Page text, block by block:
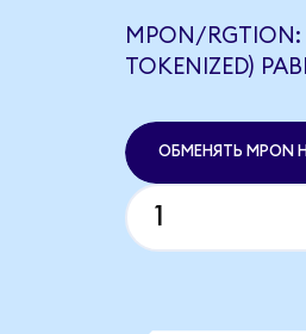
MPON/RGTION:
TOKENIZED)
ОБМЕНЯТЬ MPON